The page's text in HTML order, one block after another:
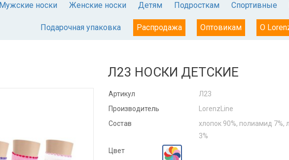
Мужские носки Женские носки Детям Подросткам Спортивные
Подарочная упаковка Распродажа Оптовикам О
Л23 НОСКИ ДЕТСКИЕ
Артикул
Л23
Производитель
LorenzLine
Состав
хлопок 90%, полиамид 7%,
3%
Цвет